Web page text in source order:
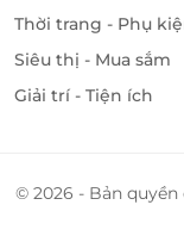
Thời trang - Phụ
Siêu thị - Mua sắm
Giải trí - Tiện ích
© 2026 - Bản